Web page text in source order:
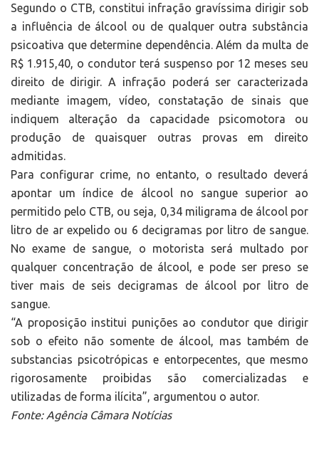
Segundo o CTB, constitui infração gravíssima dirigir sob
a influência de álcool ou de qualquer outra substância
psicoativa que determine dependência. Além da multa de
R$ 1.915,40, o condutor terá suspenso por 12 meses seu
direito de dirigir. A infração poderá ser caracterizada
mediante imagem, vídeo, constatação de sinais que
indiquem alteração da capacidade psicomotora ou
produção de quaisquer outras provas em direito
admitidas.
Para configurar crime, no entanto, o resultado deverá
apontar um índice de álcool no sangue superior ao
permitido pelo CTB, ou seja, 0,34 miligrama de álcool por
litro de ar expelido ou 6 decigramas por litro de sangue.
No exame de sangue, o motorista será multado por
qualquer concentração de álcool, e pode ser preso se
tiver mais de seis decigramas de álcool por litro de
sangue.
“A proposição institui punições ao condutor que dirigir
sob o efeito não somente de álcool, mas também de
substancias psicotrópicas e entorpecentes, que mesmo
rigorosamente proibidas são comercializadas e
utilizadas de forma ilícita”, argumentou o autor.
Fonte: Agência Câmara Notícias